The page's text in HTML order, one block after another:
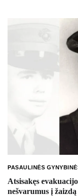
PASAULINĖS
Atsisakęs
nešvarumus į